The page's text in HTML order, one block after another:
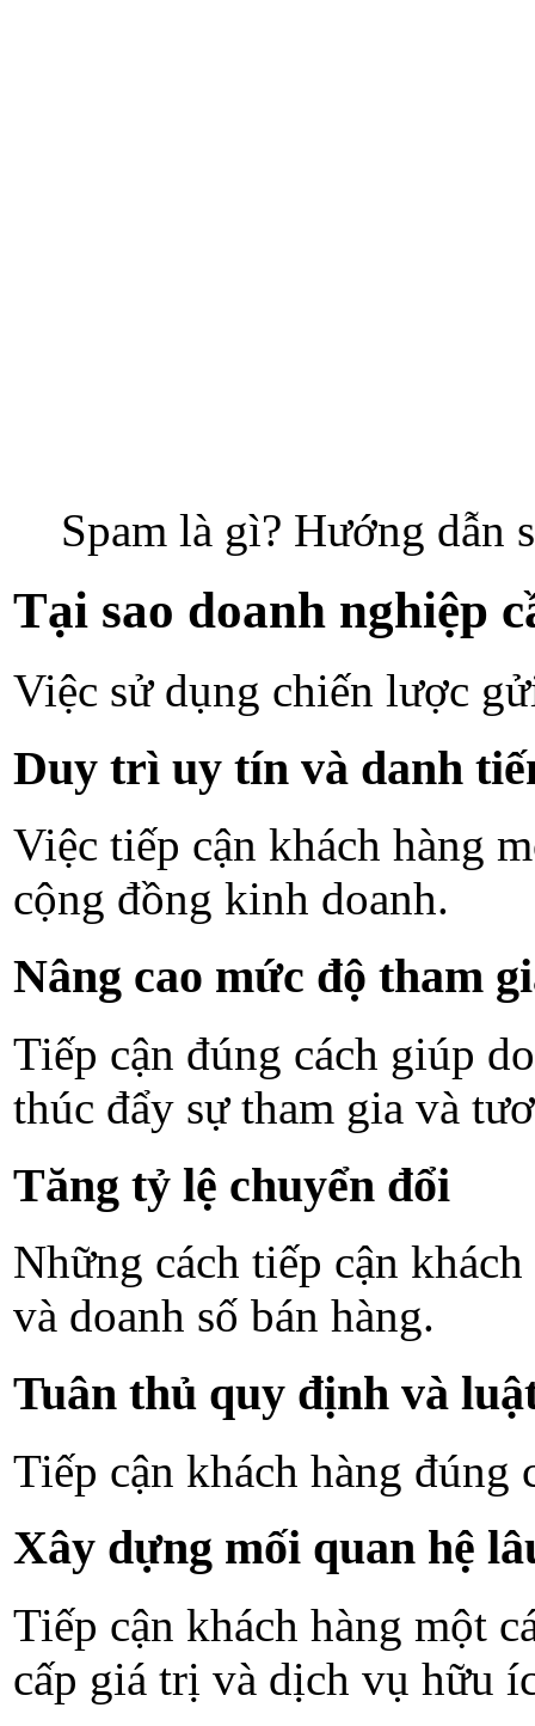
Spam là gì? Hướng dẫn
Tại sao doanh nghiệp
Việc sử dụng chiến lược
Duy trì uy tín và danh
Việc tiếp cận khách hàng
cộng đồng kinh doanh.
Nâng cao mức độ tham
Tiếp cận đúng cách giúp
thúc đẩy sự tham gia và
Tăng tỷ lệ chuyển đổi
Những cách tiếp cận
và doanh số bán hàng.
Tuân thủ quy định và
Tiếp cận khách hàng đúng
Xây dựng mối quan hệ
Tiếp cận khách hàng một
cấp giá trị và dịch vụ hữu